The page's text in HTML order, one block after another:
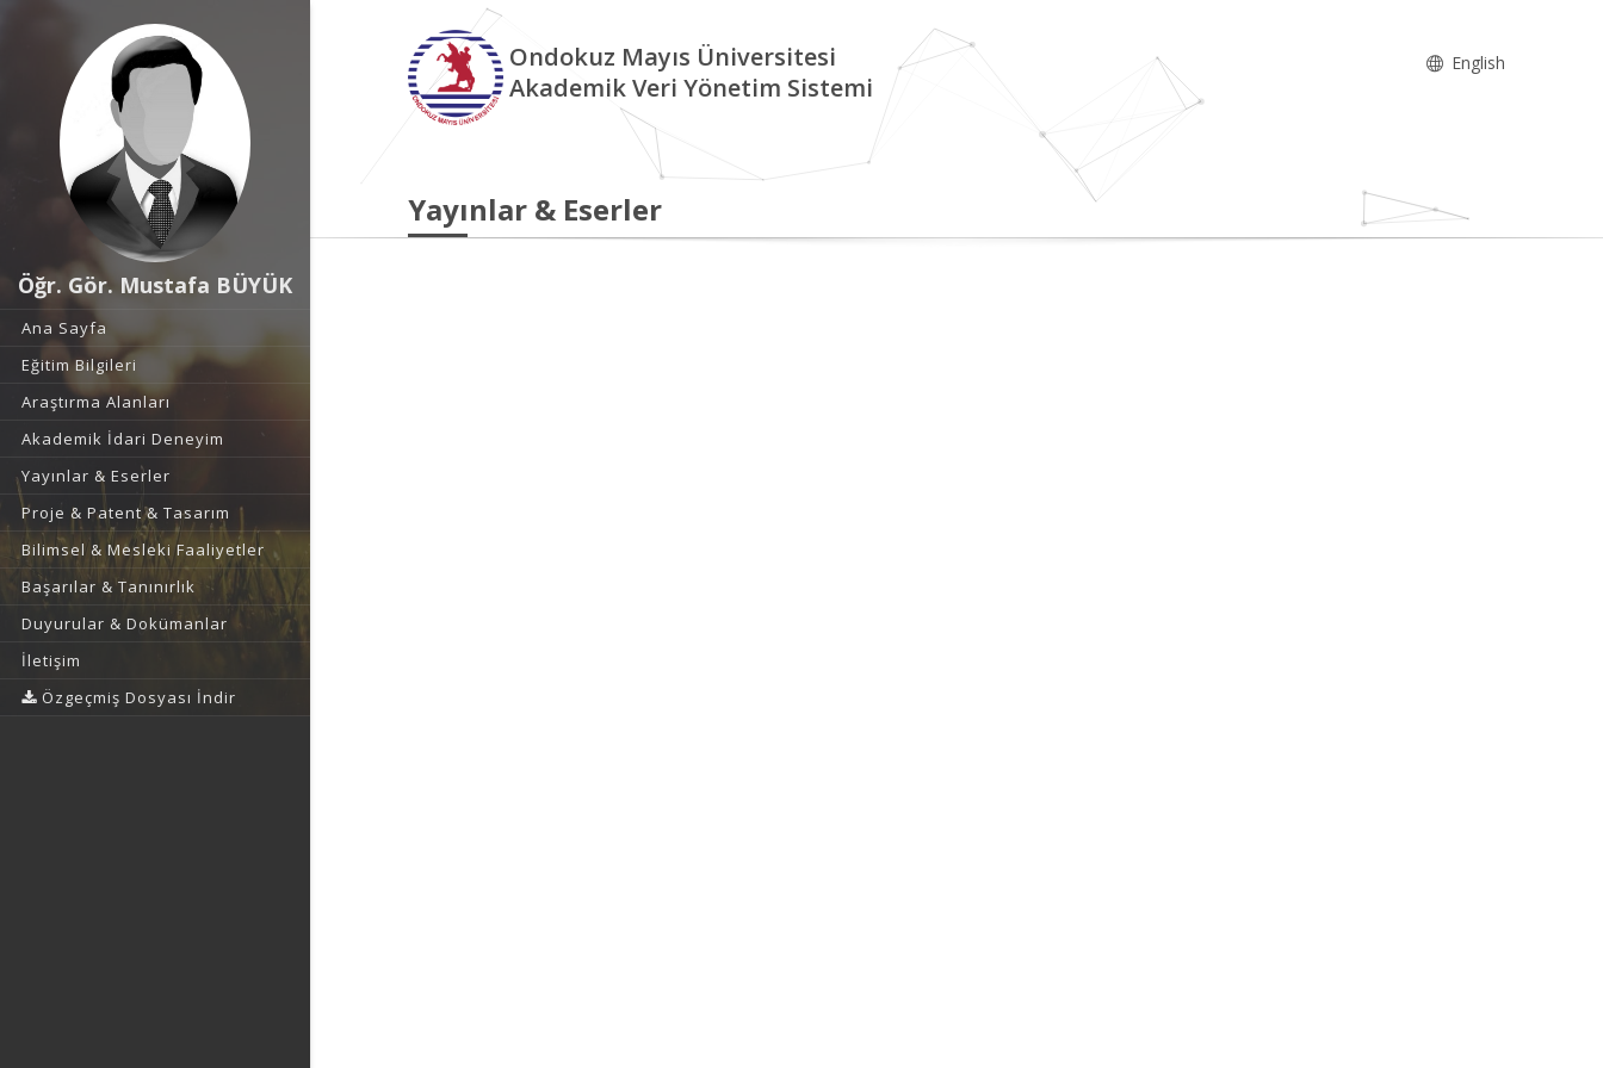
Öğr. Gör. Mustafa BÜYÜK
Ana Sayfa
Eğitim Bilgileri
Araştırma Alanları
Akademik İdari Deneyim
Yayınlar & Eserler
Proje & Patent & Tasarım
Bilimsel & Mesleki Faaliyetler
Başarılar & Tanınırlık
Duyurular & Dokümanlar
İletişim
Özgeçmiş Dosyası İndir
Ondokuz Mayıs Üniversitesi
Akademik Veri Yönetim Sistemi
English
Yayınlar & Eserler